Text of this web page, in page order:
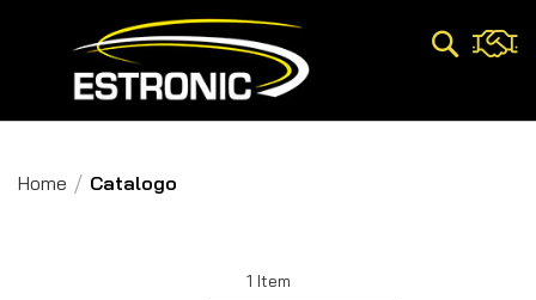
Pesquisa
Home Catalogo
1 Item